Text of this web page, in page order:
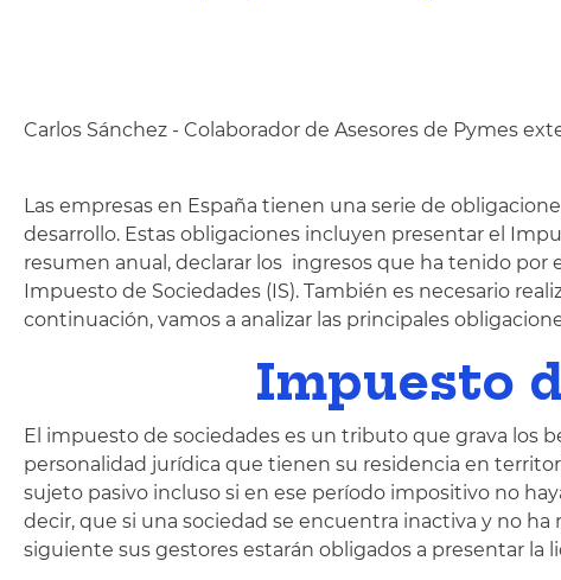
Carlos Sánchez - Colaborador de Asesores de Pymes
Las empresas en España tienen una serie de
desarrollo. Estas obligaciones incluyen presentar el
resumen anual, declarar los ingresos que ha tenido por
Impuesto de Sociedades (IS). También es necesario
continuación, vamos a analizar las principales
Impuesto
El impuesto de sociedades es un tributo que grava los
personalidad jurídica que tienen su residencia en
sujeto pasivo incluso si en ese período impositivo no
decir, que si una sociedad se encuentra inactiva y no
siguiente sus gestores estarán obligados a presentar